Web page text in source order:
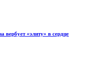
вербует «элиту» в сердце